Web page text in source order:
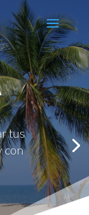
tus